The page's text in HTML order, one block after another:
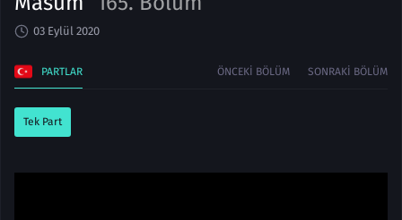
03 Eylül 2020
PARTLAR ÖNCEKI BÖLÜM SONRAKI BÖLÜM
Tek Part